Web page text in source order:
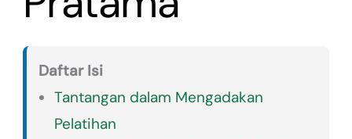
Daftar Isi
Tantangan dalam Mengadakan
Pelatihan